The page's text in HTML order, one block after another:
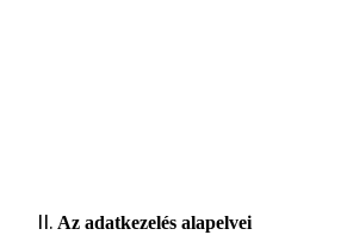
Az adatkezelés alapelvei